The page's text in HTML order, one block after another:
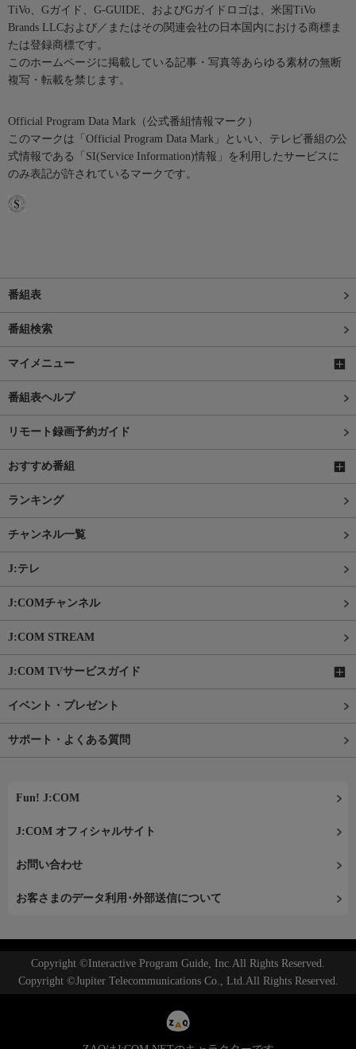
TiVo、Gガイド、G-GUIDE、およびGガイドロゴは、米国TiVo
Brands LLCおよび／またはその関連会社の日本国内における商標ま
たは登録商標です。
このホームページに掲載している記事・写真等あらゆる素材の無断
複写・転載を禁じます。
Official Program Data Mark（公式番組情報マーク）
このマークは「Official Program Data Mark」といい、テレビ番組の公
式情報である「SI(Service Information)情報」を利用したサービスに
のみ表記が許されているマークです。
番組表
番組検索
マイメニュー
番組表ヘルプ
リモート録画予約ガイド
おすすめ番組
ランキング
チャンネル一覧
J:テレ
J:COMチャンネル
J:COM STREAM
J:COM TVサービスガイド
イベント・プレゼント
サポート・よくある質問
Fun! J:COM
J:COM オフィシャルサイト
お問い合わせ
お客さまのデータ利用･外部送信について
Copyright ©Interactive Program Guide, Inc.All Rights Reserved.
Copyright ©Jupiter Telecommunications Co., Ltd.All Rights Reserved.